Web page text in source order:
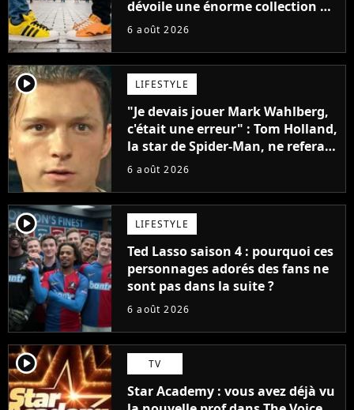
dévoile une énorme collection de
sneakers et je ne sais pas quoi en
6 août 2026
player2 LIFESTYLE
"Je devais jouer Mark Wahlberg,
c'était une erreur" : Tom Holland,
la star de Spider-Man, ne referait
pas ce blockbuster
6 août 2026
player2 LIFESTYLE
Ted Lasso saison 4 : pourquoi ces
personnages adorés des fans ne
sont pas dans la suite ?
6 août 2026
player2 TV
Star Academy : vous avez déjà vu